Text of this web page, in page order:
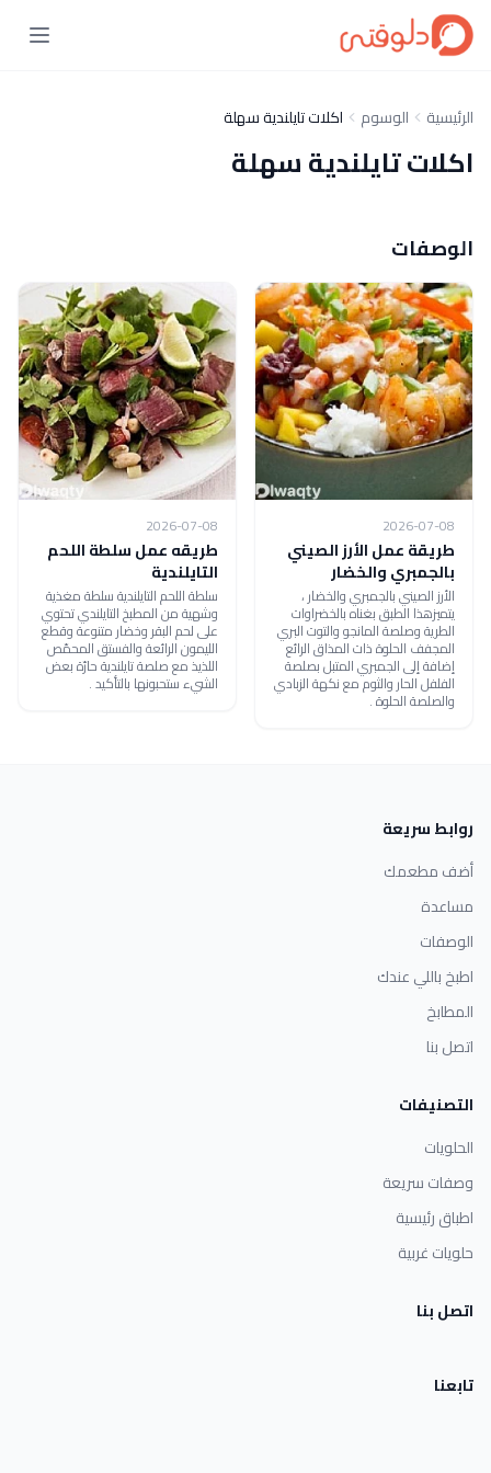
الرئيسية الوسوم اكلات تايلندية سهلة
اكلات تايلندية سهلة
الوصفات
2026-07-08
طريقة عمل الأرز الصيني
بالجمبري والخضار
الأرز الصيني بالجمبري والخضار ،
يتميزهذا الطبق بغناه بالخضراوات
الطرية وصلصة المانجو والتوت البري
المجفف الحلوة ذات المذاق الرائع
إضافة إلى الجمبري المتبل بصلصة
الفلفل الحار والثوم مع نكهة الزبادي
والصلصة الحلوة .
2026-07-08
طريقه عمل سلطة اللحم
التايلندية
سلطة اللحم التايلندية سلطة مغذية
وشهية من المطبخ التايلندي تحتوي
على لحم البقر وخضار متنوعة وقطع
الليمون الرائعة والفستق المحمّص
اللذيذ مع صلصة تايلندية حارّة بعض
الشيء ستحبونها بالتأكيد .
روابط سريعة
أضف مطعمك
مساعدة
الوصفات
اطبخ باللي عندك
المطابخ
اتصل بنا
التصنيفات
الحلويات
وصفات سريعة
اطباق رئيسية
حلويات غربية
اتصل بنا
تابعنا